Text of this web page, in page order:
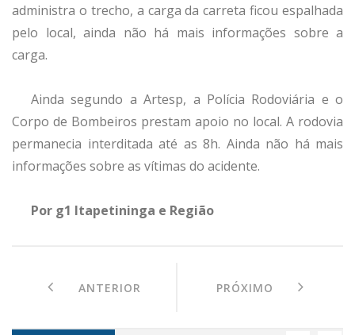
administra o trecho, a carga da carreta ficou espalhada
pelo local, ainda não há mais informações sobre a
carga.
Ainda segundo a Artesp, a Polícia Rodoviária e o
Corpo de Bombeiros prestam apoio no local. A rodovia
permanecia interditada até as 8h. Ainda não há mais
informações sobre as vítimas do acidente.
Por g1 Itapetininga e Região
ANTERIOR PRÓXIMO